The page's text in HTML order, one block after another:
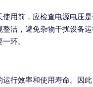
用前，应检查电源电压
洁，避免杂物干扰设备
环。
行效率和使用寿命。因